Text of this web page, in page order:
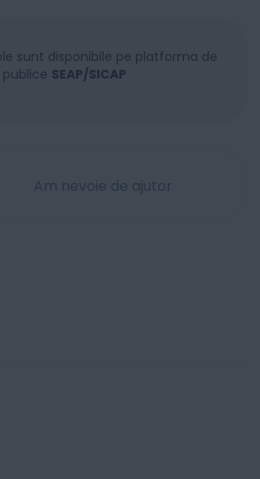
sunt disponibile pe platforma de
SEAP/SICAP
Am nevoie de ajutor